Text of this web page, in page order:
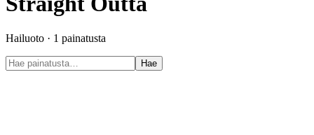
Hailuoto · 1 painatusta
Hae